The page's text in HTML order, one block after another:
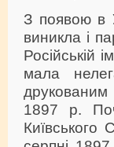
З появою в
виникла і
Російській
мала
1897 р.
Київського